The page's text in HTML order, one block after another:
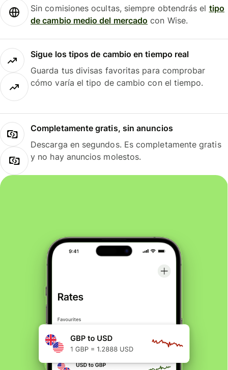
Sin comisiones ocultas, siempre obtendrás el tipo
de cambio medio del mercado con Wise.
Sigue los tipos de cambio en tiempo real
Guarda tus divisas favoritas para comprobar
cómo varía el tipo de cambio con el tiempo.
Completamente gratis, sin anuncios
Descarga en segundos. Es completamente gratis
y no hay anuncios molestos.